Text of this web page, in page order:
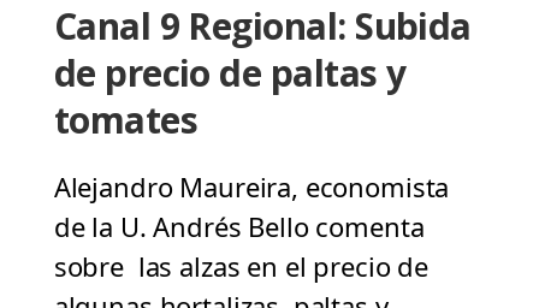
Canal 9 Regional: Subida
de precio de paltas y
tomates
Alejandro Maureira, economista
de la U. Andrés Bello comenta
sobre las alzas en el precio de